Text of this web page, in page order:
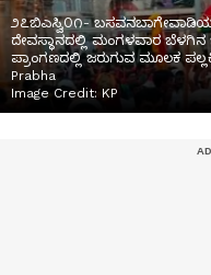
೨೭ಬಿಎಸ್ವಿ೦೧- ಬಸವನಬಾಗೇವಾಡಿಯ
ದೇವಸ್ಥಾನದಲ್ಲಿ ಮಂಗಳವಾರ ಬೆಳಗಿನ
ಪ್ರಾಂಗಣದಲ್ಲಿ ಜರುಗುವ ಮೂಲಕ
Prabha
Image Credit: KP